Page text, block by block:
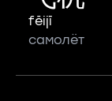
fēijī
самолёт